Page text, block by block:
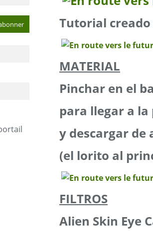
Tutorial creado
MATERIAL
Pinchar en el
para llegar a
y descargar
(el lorito al
FILTROS
Alien Skin Eye